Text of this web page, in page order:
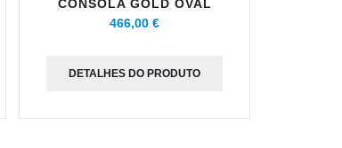
CONSOLA GOLD OVAL
466,00 €
DETALHES DO PRODUTO